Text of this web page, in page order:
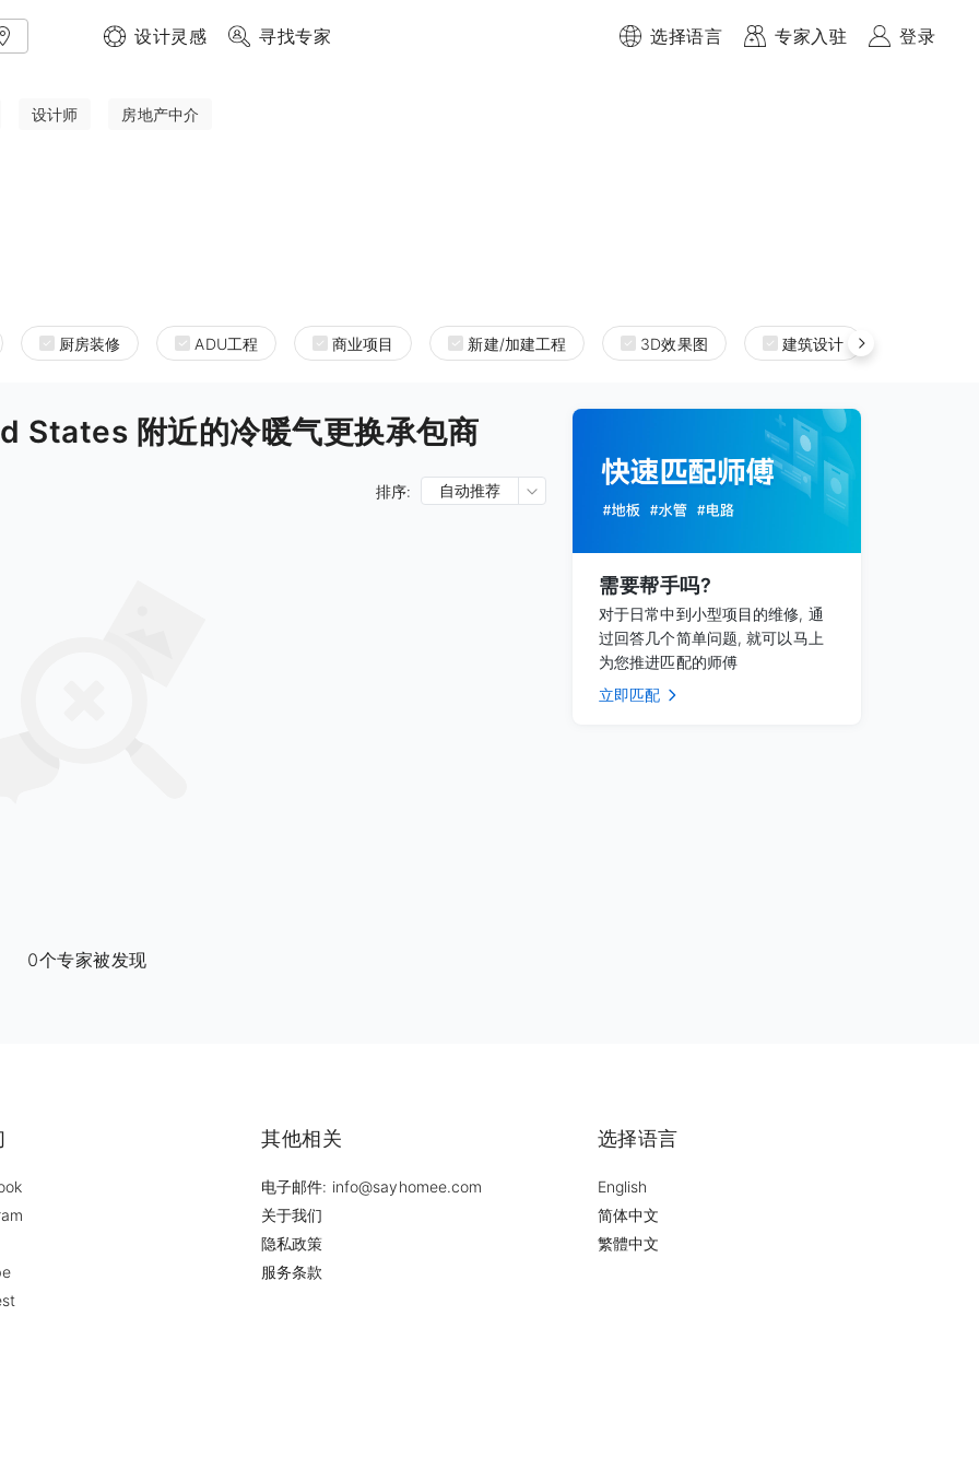
设计灵感 寻找专家 选择语言 专家入驻 登录
设计师 房地产中介
厨房装修 ADU工程 商业项目 新建/加建工程 3D效果图 建筑设计
附近的冷暖气更换承包商
排序: 自动推荐
0个专家被发现
需要帮手吗?
对于日常中到小型项目的维修, 通
过回答几个简单问题, 就可以马上
为您推进匹配的师傅
立即匹配
其他相关
电子邮件: info@sayhomee.com
关于我们
隐私政策
服务条款
选择语言
English
简体中文
繁體中文